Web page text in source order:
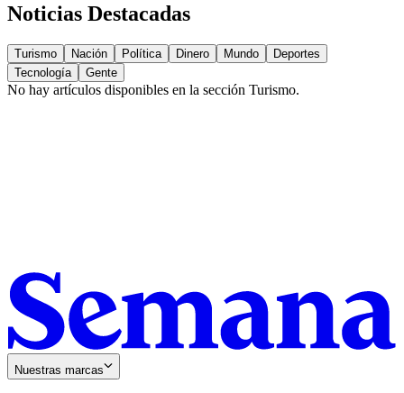
Noticias Destacadas
Turismo Nación Política Dinero Mundo
Deportes
Tecnología
Gente
No hay artículos disponibles en la sección Turismo.
Nuestras marcas